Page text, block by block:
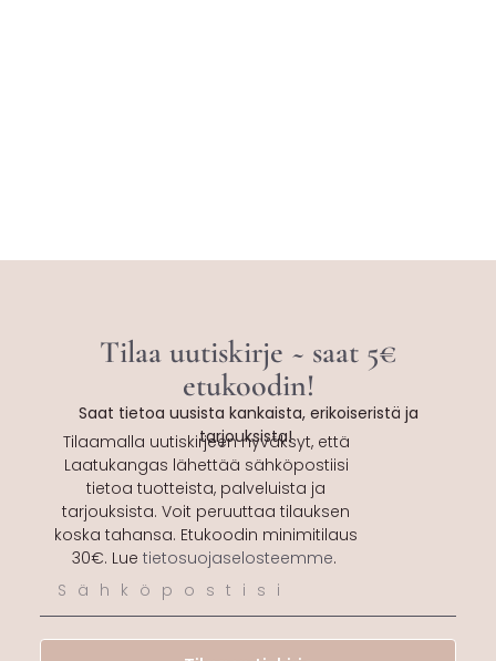
Tilaa uutiskirje ~ saat 5€
etukoodin!
Saat tietoa uusista kankaista, erikoiseristä ja
tarjouksista!
Tilaamalla uutiskirjeen hyväksyt, että
Laatukangas lähettää sähköpostiisi
tietoa tuotteista, palveluista ja
tarjouksista. Voit peruuttaa tilauksen
koska tahansa. Etukoodin minimitilaus
30€. Lue tietosuojaselosteemme.